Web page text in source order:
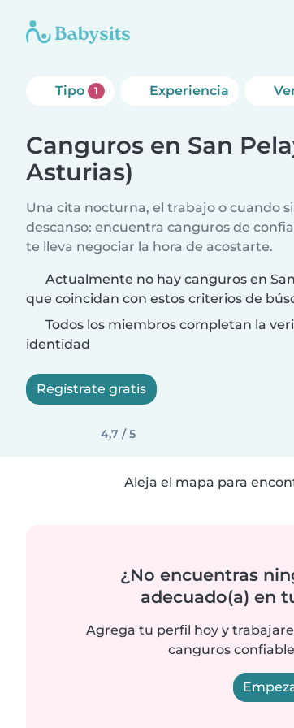
Tipo 1 Experiencia
Canguros en San
Asturias)
Una cita nocturna, el trabajo o cuando
descanso: encuentra canguros de
te lleva negociar la hora de acostarte.
Actualmente no hay canguros en
que coincidan con estos criterios de
Todos los miembros completan la
identidad
Regístrate gratis
4,7 / 5
Aleja el mapa para
¿No encuentras
adecuado(a) en
Agrega tu perfil hoy y
canguros